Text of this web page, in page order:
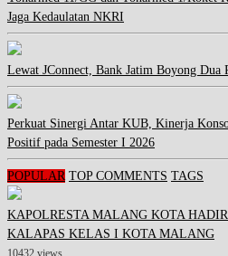
Jaga Kedaulatan NKRI
Lewat JConnect, Bank Jatim Boyong Dua
Perkuat Sinergi Antar KUB, Kinerja
Positif pada Semester I 2026
POPULAR TOP COMMENTS TAGS
KAPOLRESTA MALANG KOTA
KALAPAS KELAS I KOTA MALANG